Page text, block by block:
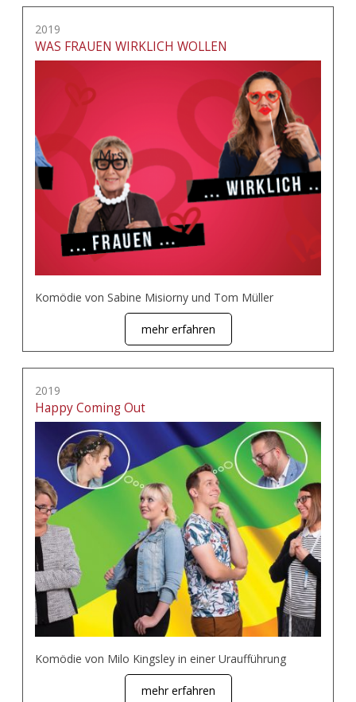
2019
WAS FRAUEN WIRKLICH WOLLEN
Komödie von Sabine Misiorny und Tom Müller
mehr erfahren
2019
Happy Coming Out
Komödie von Milo Kingsley in einer Uraufführung
mehr erfahren